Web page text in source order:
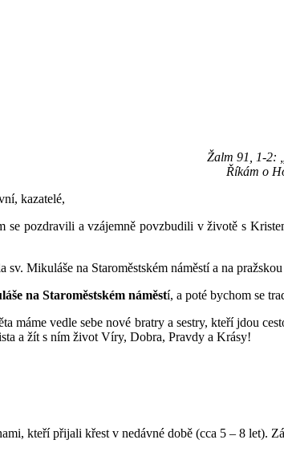
klub
Žalm 91, 1-2:
Říkám o
kazatelé,
se pozdravili a vzájemně povzbudili v životě s
Mikuláše na Staroměstském náměstí a na
na Staroměstském náměstí, a poté bychom se
vedle sebe nové bratry a sestry, kteří jdou
a žít s ním život Víry, Dobra, Pravdy a Krásy!
kteří přijali křest v nedávné době (cca 5 – 8 let).